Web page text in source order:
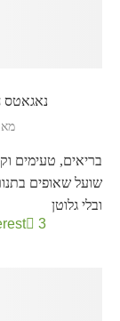
נאגאטס
בריאים, טעימים
שועל שאופים
ובלי גלוטן
3